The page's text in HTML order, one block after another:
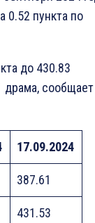
0.52 пункта по
до 430.83
драма, сообщает
17.09.2024
387.61
431.53